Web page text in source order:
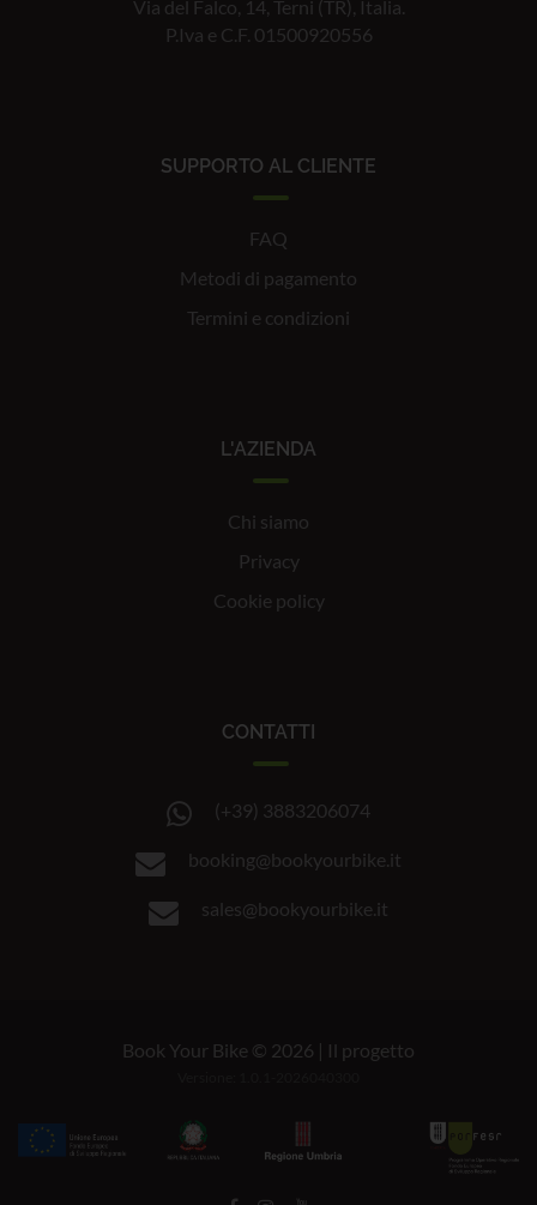
Via del Falco, 14, Terni (TR), Italia.
P.Iva e C.F. 01500920556
SUPPORTO AL CLIENTE
FAQ
Metodi di pagamento
Termini e condizioni
L'AZIENDA
Chi siamo
Privacy
Cookie policy
CONTATTI
(+39) 3883206074
booking@bookyourbike.it
sales@bookyourbike.it
Book Your Bike © 2026 | Il progetto